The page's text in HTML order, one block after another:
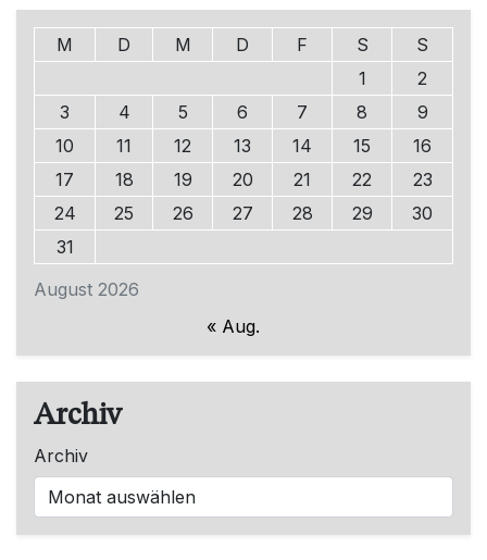
August 2026
M D M D F S
S
1
2
3
4 5 6 7 8
9
10
11 12 13 14 15
16
17
18 19 20 21 22
23
24
25 26 27 28 29
30
31
« Aug.
Archiv
Archiv